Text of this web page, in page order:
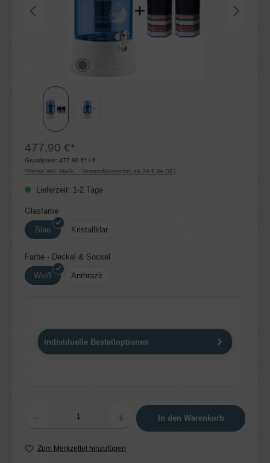
477,90 €*
Grundpreis: 477,90 €* / €
*Preise inkl. MwSt. - Versandkostenfrei ab 39 € (in DE)
Lieferzeit: 1-2 Tage
Glasfarbeauswählen
Blau Kristallklar
Farbe - Deckel & Sockel
Weiß Anthrazit
individuelle Bestelloptionen
Produkt Anzahl: Gib den gewünschten Wert ein oder benutze die Schaltflächen um
In den Warenkorb
Zum Merkzettel hinzufügen